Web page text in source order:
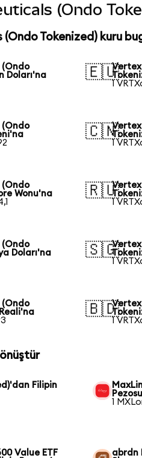
(Ondo
Tokenized) kuru
Doları'na
🇪🇺
1
🇨🇳
1
Wonu'na
🇷🇺
1
Doları'na
🇸🇬
1
🇧🇩
1
Filipin
1
Value ETF
abrdn